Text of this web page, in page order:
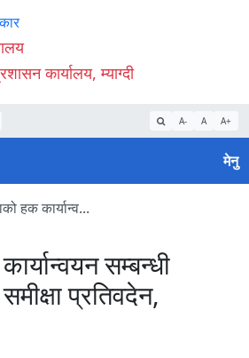
कार्यालय, म्याग्दी
A- A A+
मेनु
हक कार्यान्व...
सम्बन्धी
प्रतिवदेन,